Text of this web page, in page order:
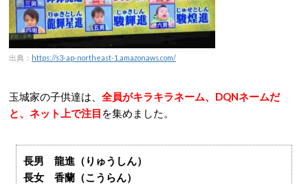
出典： https://s3-ap-northeast-1.amazonaws.com/
玉城家の子供達は、 全員がキラキラネーム、DQNネームだ
と、ネット上で注目 を集めました。
長男 龍進（りゅうしん）
長女 香蘭（こうらん）